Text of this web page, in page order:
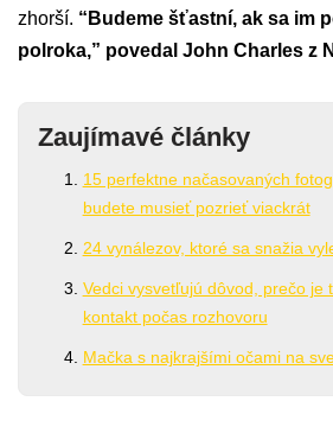
zhorší. “Budeme šťastní, ak sa im
polroka,” povedal John Charles z
Zaujímavé články
15 perfektne načasovaných
budete musieť pozrieť viackrát
24 vynálezov, ktoré sa snažia
Vedci vysvetľujú dôvod, prečo je
kontakt počas rozhovoru
Mačka s najkrajšími očami na